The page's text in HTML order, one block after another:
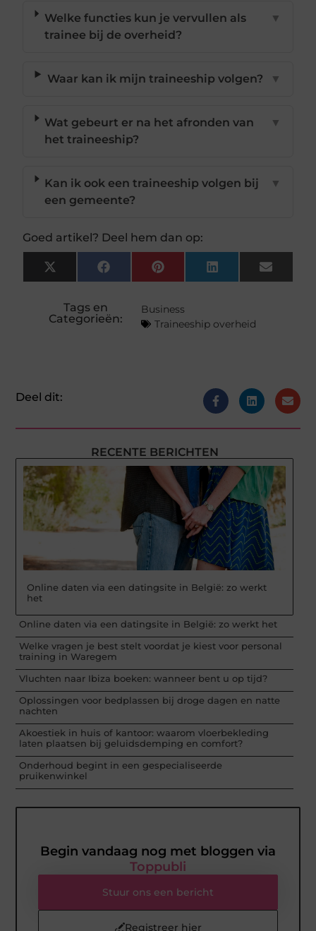
Welke functies kun je vervullen als
trainee bij de overheid?
▼
Waar kan ik mijn traineeship volgen? ▼
Wat gebeurt er na het afronden van
het traineeship?
▼
Kan ik ook een traineeship volgen bij
een gemeente?
▼
Goed artikel? Deel hem dan op:
X
(Twitter)
FacebookPinterestLinkedInEmail
Tags en
Categorieën:
Business
Traineeship overheid
Deel dit:
RECENTE BERICHTEN
Online daten via een datingsite in België: zo werkt
het
Online daten via een datingsite in België: zo werkt het
Welke vragen je best stelt voordat je kiest voor personal
training in Waregem
Vluchten naar Ibiza boeken: wanneer bent u op tijd?
Oplossingen voor bedplassen bij droge dagen en natte
nachten
Akoestiek in huis of kantoor: waarom vloerbekleding
laten plaatsen bij geluidsdemping en comfort?
Onderhoud begint in een gespecialiseerde
pruikenwinkel
Begin vandaag nog met bloggen via
Toppubli
Stuur ons een bericht
Registreer hier